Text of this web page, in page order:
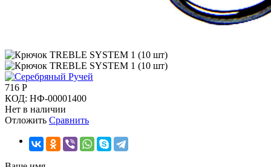
716 Р
КОД: НФ-00001400
Нет в наличии
Отложить Сравнить